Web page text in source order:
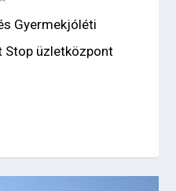
Gyermekjóléti
Stop üzletközpont